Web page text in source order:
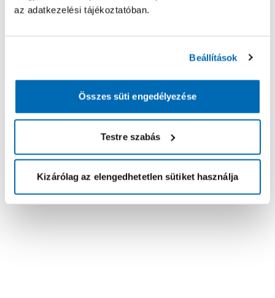
az adatkezelési tájékoztatóban.
Beállítások
Összes süti engedélyezése
Testre szabás
Kizárólag az elengedhetetlen sütiket használja